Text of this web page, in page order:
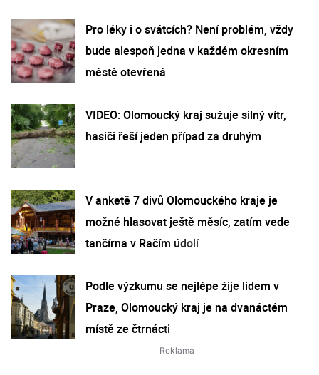
Pro léky i o svátcích? Není problém, vždy
bude alespoň jedna v každém okresním
městě otevřená
VIDEO: Olomoucký kraj sužuje silný vítr,
hasiči řeší jeden případ za druhým
V anketě 7 divů Olomouckého kraje je
možné hlasovat ještě měsíc, zatím vede
tančírna v Račím údolí
Podle výzkumu se nejlépe žije lidem v
Praze, Olomoucký kraj je na dvanáctém
místě ze čtrnácti